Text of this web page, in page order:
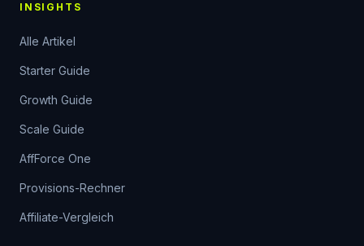
INSIGHTS
Alle Artikel
Starter Guide
Growth Guide
Scale Guide
AffForce One
Provisions-Rechner
Affiliate-Vergleich